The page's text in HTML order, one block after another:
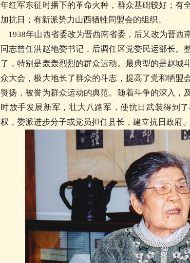
年红军东征时播下的革命火种，群众基础较好；有
加抗日；有新派势力山西牺牲同盟会的组织。
1938年山西省委改为晋西南省委，后又改为晋西
同志曾任洪赵地委书记，后调任区党委民运部长。
了，特别是轰轰烈烈的群众运动。最典型的是赵城
众大会，极大地长了群众的斗志，提高了党和牺盟
赞扬，被誉为群众运动的典范。随着斗争的深入，
时放手发展新军，壮大八路军，使抗日武装得到
权，委派进步分子或党员担任县长，建立抗日政府。